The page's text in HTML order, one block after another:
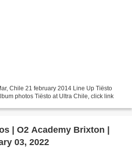
Chile 21 february 2014 Line Up Tiësto
photos Tiësto at Ultra Chile, click link
| O2 Academy Brixton |
03, 2022